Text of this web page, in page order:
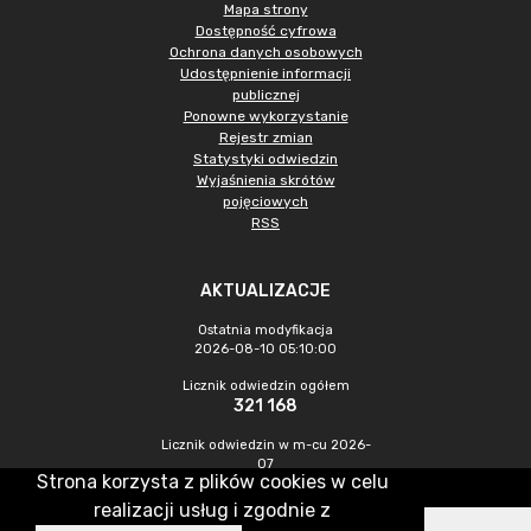
Mapa strony
Dostępność cyfrowa
Ochrona danych osobowych
Udostępnienie informacji
publicznej
Ponowne wykorzystanie
Rejestr zmian
Statystyki odwiedzin
Wyjaśnienia skrótów
pojęciowych
RSS
AKTUALIZACJE
Ostatnia modyfikacja
2026-08-10 05:10:00
Licznik odwiedzin ogółem
321 168
Licznik odwiedzin w m-cu 2026-
07
1 227
Strona korzysta z plików cookies w celu
realizacji usług i zgodnie z